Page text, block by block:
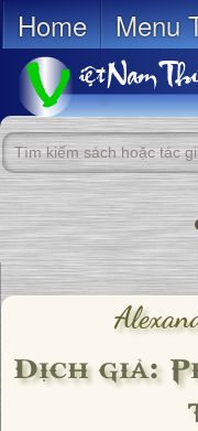
Home Menu
Dịch giả: